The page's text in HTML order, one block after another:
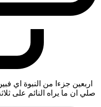
اربعين جزءا من النبوة اي
صلي ان ما يراه النائم على